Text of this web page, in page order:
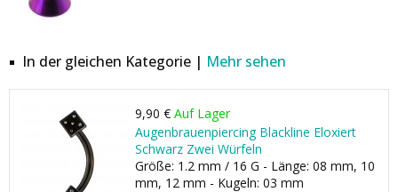
In der gleichen Kategorie | Mehr sehen
9,90 € Auf Lager
Augenbrauenpiercing Blackline Eloxiert
Schwarz Zwei Würfeln
Größe: 1.2 mm / 16 G - Länge: 08 mm, 10
mm, 12 mm - Kugeln: 03 mm